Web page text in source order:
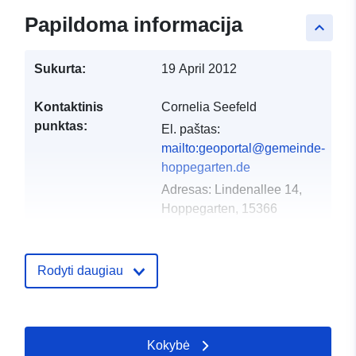
keyboard_arrow_up
Papildoma informacija
Sukurta: 19 April 2012
Kontaktinis
punktas:
Cornelia Seefeld
El. paštas:
mailto:geoportal@gemeinde-
hoppegarten.de
Adresas:
Lindenallee 14,
Hoppegarten, 15366
Koordinatės:
Rodyti daugiau
Kokybė